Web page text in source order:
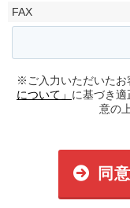
FAX
※ご入力いただいたお
について」 に基づき
意の
同